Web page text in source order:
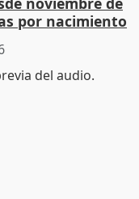
por nacimiento